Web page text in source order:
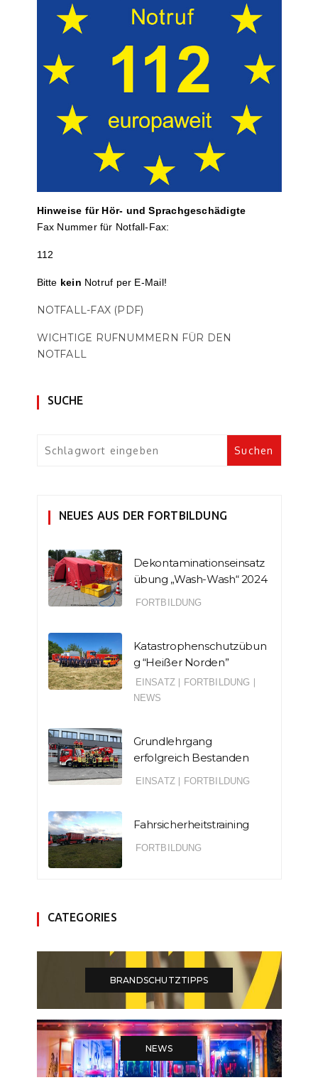
Hinweise für Hör- und Sprach­ge­schä­digte
Fax Nummer für Notfall-Fax:
112
Bitte kein Notruf per E-Mail!
NOTFALL-FAX (PDF)
WICHTIGE RUFNUMMERN FÜR DEN
NOTFALL
SUCHE
NEUES AUS DER FORTBILDUNG
Dekontaminationseinsatz
übung „Wash-Wash“ 2024
FORTBILDUNG
Katastrophenschutzübun
g “Heißer Norden”
EINSATZ FORTBILDUNG
NEWS
Grundlehrgang
erfolgreich Bestanden
EINSATZ FORTBILDUNG
Fahrsicherheitstraining
FORTBILDUNG
CATEGORIES
BRANDSCHUTZTIPPS
NEWS